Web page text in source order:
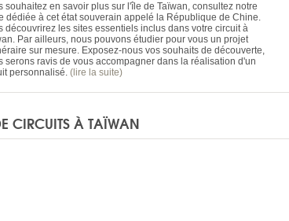
souhaitez en savoir plus sur l'île de Taïwan, consultez notre
dédiée à cet état souverain appelé la République de Chine.
découvrirez les sites essentiels inclus dans votre circuit à
Par ailleurs, nous pouvons étudier pour vous un projet
sur mesure. Exposez-nous vos souhaits de découverte,
serons ravis de vous accompagner dans la réalisation d'un
personnalisé. (lire la suite)
CIRCUITS À TAÏWAN